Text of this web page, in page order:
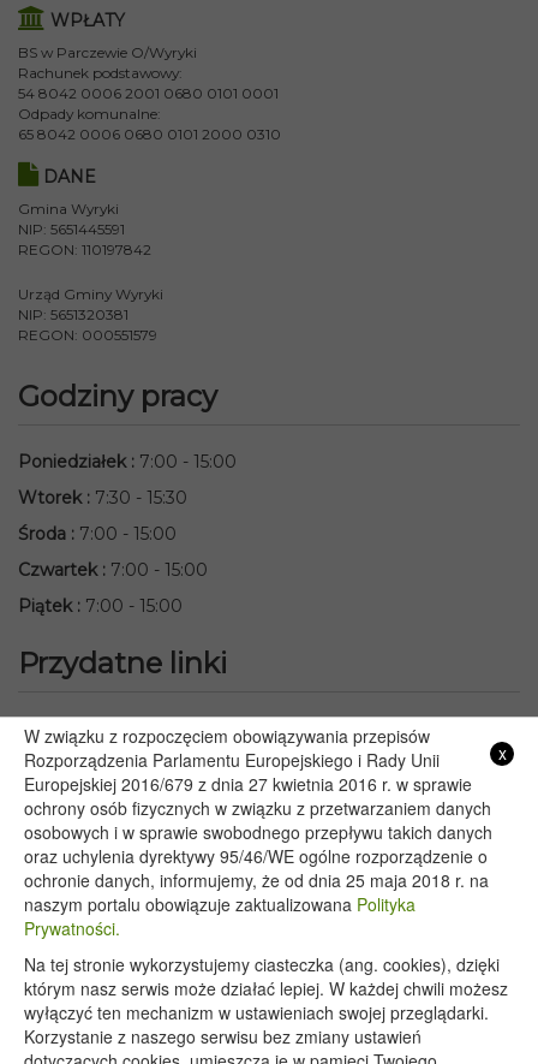
WPŁATY
BS w Parczewie O/Wyryki
Rachunek podstawowy:
54 8042 0006 2001 0680 0101 0001
Odpady komunalne:
65 8042 0006 0680 0101 2000 0310
DANE
Gmina Wyryki
NIP: 5651445591
REGON: 110197842
Urząd Gminy Wyryki
NIP: 5651320381
REGON: 000551579
Godziny pracy
Poniedziałek: 7:00 - 15:00
Wtorek: 7:30 - 15:30
Środa : 7:00 - 15:00
Czwartek: 7:00 - 15:00
Piątek: 7:00 - 15:00
Przydatne linki
Starostwo Powiatowe we Włodawie
Lubelski Urząd Wojewódzki w Lublinie
Urząd Marszałkowski Województwa Lubelskiego w Lublinie
Serwis Rzeczypospolitej Polskiej
PGE – Planowane wyłączenia prądu
Poczta E-mail
Copyright 2020@ - Urząd Gminy Wyryki
x
W związku z rozpoczęciem obowiązywania przepisów
Rozporządzenia Parlamentu Europejskiego i Rady Unii
Europejskiej 2016/679 z dnia 27 kwietnia 2016 r. w sprawie
ochrony osób fizycznych w związku z przetwarzaniem danych
osobowych i w sprawie swobodnego przepływu takich danych
oraz uchylenia dyrektywy 95/46/WE ogólne rozporządzenie o
ochronie danych, informujemy, że od dnia 25 maja 2018 r. na
naszym portalu obowiązuje zaktualizowana Polityka
Prywatności.
Na tej stronie wykorzystujemy ciasteczka (ang. cookies), dzięki
którym nasz serwis może działać lepiej. W każdej chwili możesz
wyłączyć ten mechanizm w ustawieniach swojej przeglądarki.
Korzystanie z naszego serwisu bez zmiany ustawień